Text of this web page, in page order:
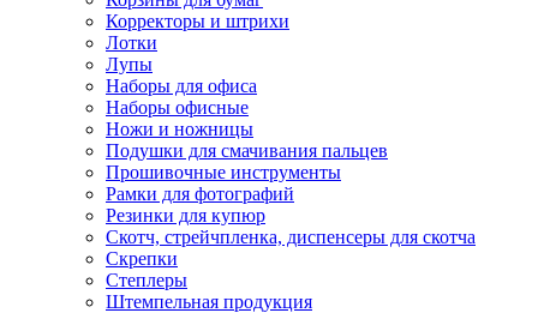
Корректоры и штрихи
Лотки
Лупы
Наборы для офиса
Наборы офисные
Ножи и ножницы
Подушки для смачивания пальцев
Прошивочные инструменты
Рамки для фотографий
Резинки для купюр
Скотч, стрейчпленка, диспенсеры для скотча
Скрепки
Степлеры
Штемпельная продукция